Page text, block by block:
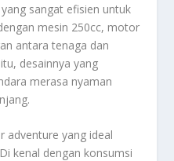
sangat efisien untuk
mesin 250cc, motor
antara tenaga dan
desainnya yang
merasa nyaman
adventure yang ideal
kenal dengan konsumsi